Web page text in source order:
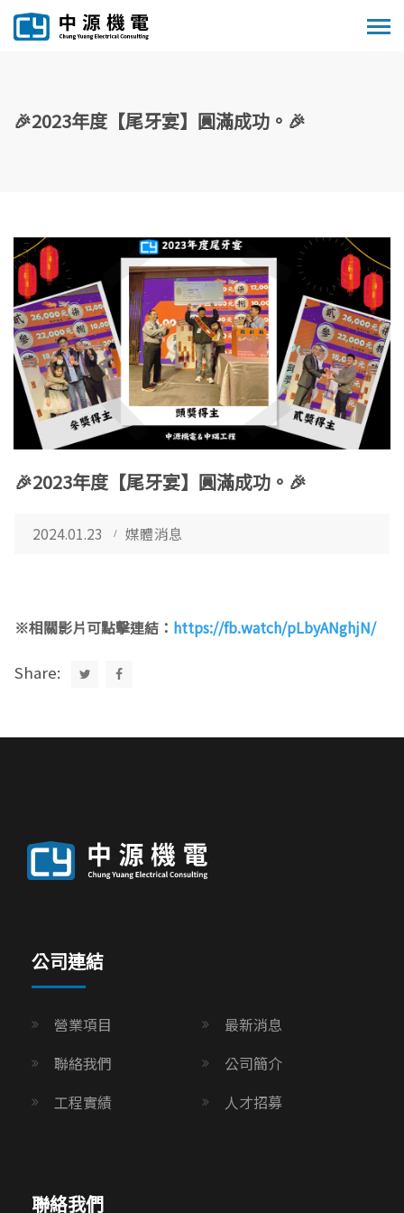
🎉2023年度【尾牙宴】圓滿成功。🎉
🎉2023年度【尾牙宴】圓滿成功。🎉
2024.01.23 媒體消息
※相關影片可點擊連結： https://fb.watch/pLbyANghjN/
Share:
公司連結
營業項目
最新消息
聯絡我們
公司簡介
工程實績
人才招募
聯絡我們